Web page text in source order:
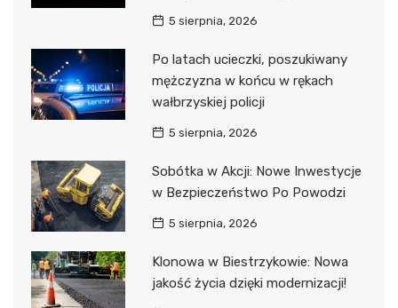
5 sierpnia, 2026
Po latach ucieczki, poszukiwany
mężczyzna w końcu w rękach
wałbrzyskiej policji
5 sierpnia, 2026
Sobótka w Akcji: Nowe Inwestycje
w Bezpieczeństwo Po Powodzi
5 sierpnia, 2026
Klonowa w Biestrzykowie: Nowa
jakość życia dzięki modernizacji!